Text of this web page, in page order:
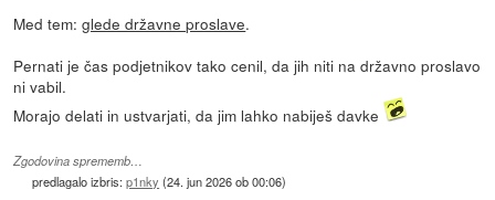
Med tem:glede državne proslave.
Pernati je čas podjetnikov tako cenil, da jih niti na državno proslavo
ni vabil.
Morajo delati in ustvarjati, da jim lahko nabiješ davke
Zgodovina sprememb…
predlagalo izbris:p1nky (24. jun 2026 ob 00:06)